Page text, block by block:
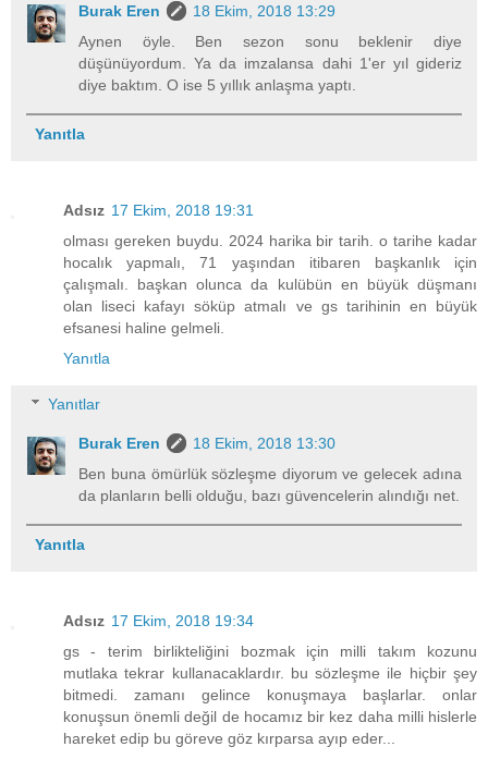
Burak Eren
18 Ekim, 2018 13:29
Aynen öyle. Ben sezon sonu beklenir diye
düşünüyordum. Ya da imzalansa dahi 1'er yıl gideriz
diye baktım. O ise 5 yıllık anlaşma yaptı.
Yanıtla
Adsız 17 Ekim, 2018 19:31
olması gereken buydu. 2024 harika bir tarih. o tarihe kadar
hocalık yapmalı, 71 yaşından itibaren başkanlık için
çalışmalı. başkan olunca da kulübün en büyük düşmanı
olan liseci kafayı söküp atmalı ve gs tarihinin en büyük
efsanesi haline gelmeli.
Yanıtla
Yanıtlar
Burak Eren
18 Ekim, 2018 13:30
Ben buna ömürlük sözleşme diyorum ve gelecek adına
da planların belli olduğu, bazı güvencelerin alındığı net.
Yanıtla
Adsız 17 Ekim, 2018 19:34
gs - terim birlikteliğini bozmak için milli takım kozunu
mutlaka tekrar kullanacaklardır. bu sözleşme ile hiçbir şey
bitmedi. zamanı gelince konuşmaya başlarlar. onlar
konuşsun önemli değil de hocamız bir kez daha milli hislerle
hareket edip bu göreve göz kırparsa ayıp eder...